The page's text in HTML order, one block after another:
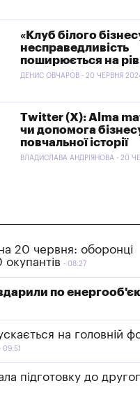
«Клуб білого
несправедливість
поширюється на
ДЕНИС ОВЧАРОВ - 20 ЧЕРВНЯ
Twitter (X): Alma
чи допомога
повчальної історії
ВЛАДИСЛАВА АНДРІЯНОВА - 20
20 червня: оборонці
окупантів
08:27
по
на головній
09:51
підготовку до